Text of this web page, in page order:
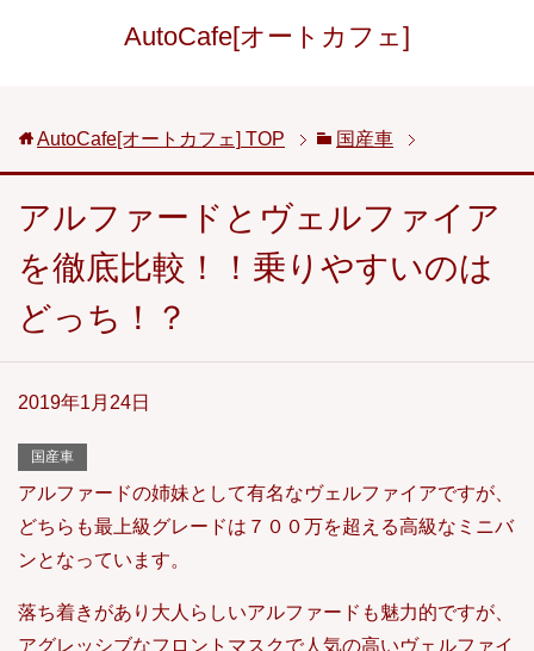
AutoCafe[オートカフェ]
AutoCafe[オートカフェ] TOP 国産車
アルファードとヴェルファイア
を徹底比較！！乗りやすいのは
どっち！？
2019年1月24日
国産車
アルファードの姉妹として有名なヴェルファイアですが、
どちらも最上級グレードは７００万を超える高級なミニバ
ンとなっています。
落ち着きがあり大人らしいアルファードも魅力的ですが、
アグレッシブなフロントマスクで人気の高いヴェルファイ